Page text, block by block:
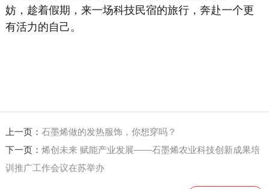
妨，趁着假期，来一场科技民宿的旅行，奔赴一个更
有活力的自己。
上一页： 石墨烯做的发热服饰，你想穿吗？
下一页： 烯创未来 赋能产业发展——石墨烯农业科技创新成果培
训推广工作会议在苏举办